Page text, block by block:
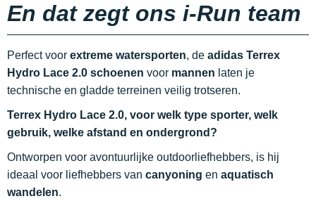
En dat zegt ons i-Run team
Perfect voor extreme watersporten, de adidas Terrex
Hydro Lace 2.0 schoenen voor mannen laten je
technische en gladde terreinen veilig trotseren.
Terrex Hydro Lace 2.0, voor welk type sporter, welk
gebruik, welke afstand en ondergrond?
Ontworpen voor avontuurlijke outdoorliefhebbers, is hij
ideaal voor liefhebbers van canyoning en aquatisch
wandelen.